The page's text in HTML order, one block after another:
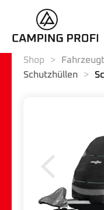
Shop
Schutzhüllen